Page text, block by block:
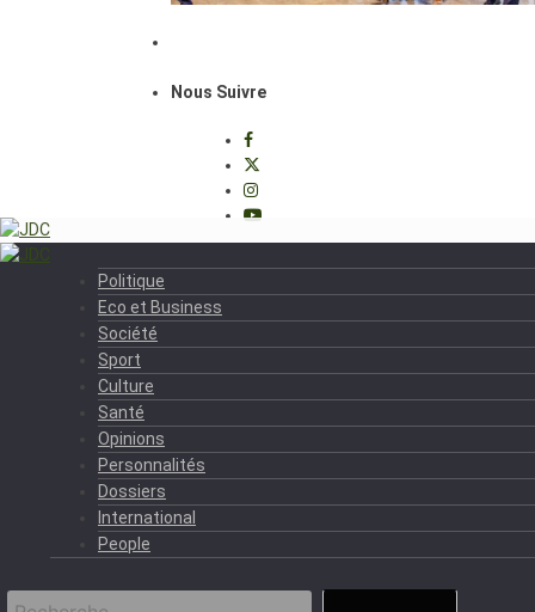
Nous Suivre
Politique
Eco et Business
Société
Sport
Culture
Santé
Opinions
Personnalités
Dossiers
International
People